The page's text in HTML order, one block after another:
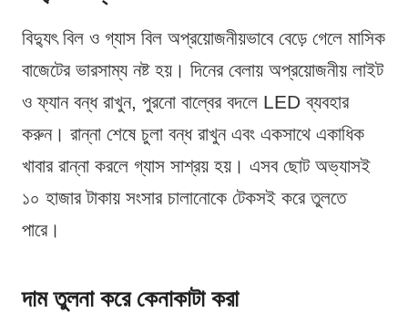
বিদ্যুৎ বিল ও গ্যাস বিল অপ্রয়োজনীয়ভাবে বেড়ে গেলে মাসিক
বাজেটের ভারসাম্য নষ্ট হয়। দিনের বেলায় অপ্রয়োজনীয় লাইট
ও ফ্যান বন্ধ রাখুন, পুরনো বাল্বের বদলে LED ব্যবহার
করুন। রান্না শেষে চুলা বন্ধ রাখুন এবং একসাথে একাধিক
খাবার রান্না করলে গ্যাস সাশ্রয় হয়। এসব ছোট অভ্যাসই
১০ হাজার টাকায় সংসার চালানোকে টেকসই করে তুলতে
পারে।
দাম তুলনা করে কেনাকাটা করা